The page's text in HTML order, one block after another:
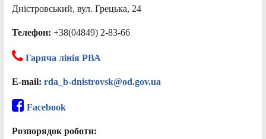
Дністровський, вул. Грецька, 24
Телефон: +38(04849) 2-83-66
Гаряча лінія РВА
E-mail: rda_b-dnistrovsk@od.gov.ua
Facebook
Розпорядок роботи: